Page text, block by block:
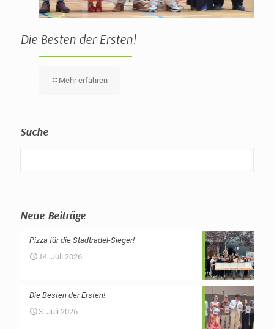
Die Besten der Ersten!
Mehr erfahren
Suche
Neue Beiträge
Pizza für die Stadtradel-Sieger!
14. Juli 2026
Die Besten der Ersten!
3. Juli 2026